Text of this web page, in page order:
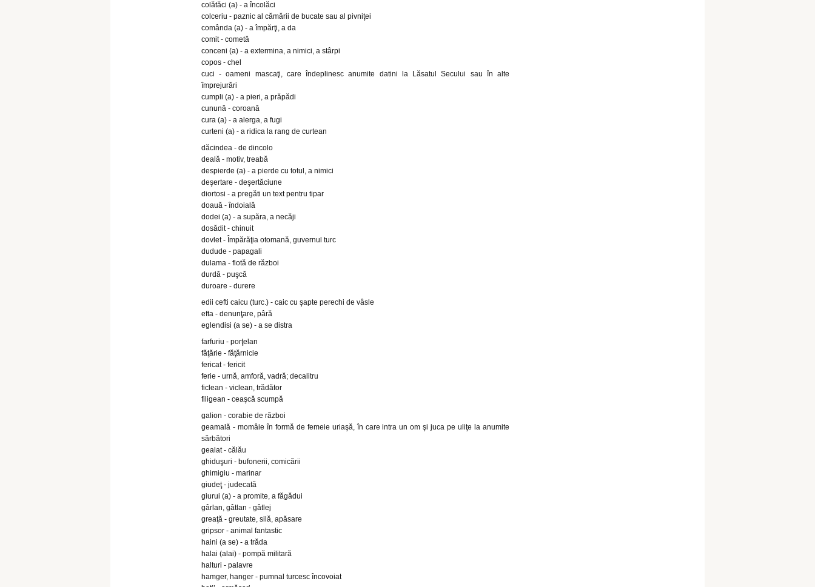
colătăci (a) - a încolăci
colceriu - paznic al cămării de bucate sau al pivniţei
comânda (a) - a împărţi, a da
comit - cometă
conceni (a) - a extermina, a nimici, a stârpi
copos - chel
cuci - oameni mascaţi, care îndeplinesc anumite datini la Lăsatul Secului sau în alte
împrejurări
cumpli (a) - a pieri, a prăpădi
cunună - coroană
cura (a) - a alerga, a fugi
curteni (a) - a ridica la rang de curtean
dăcindea - de dincolo
deală - motiv, treabă
despierde (a) - a pierde cu totul, a nimici
deşertare - deşertăciune
diortosi - a pregăti un text pentru tipar
doauă - îndoială
dodei (a) - a supăra, a necăji
dosădit - chinuit
dovlet - Împărăţia otomană, guvernul turc
dudude - papagali
dulama - flotă de război
durdă - puşcă
duroare - durere
edii cefti caicu (turc.) - caic cu şapte perechi de vâsle
efta - denunţare, pâră
eglendisi (a se) - a se distra
farfuriu - porţelan
făţărie - făţărnicie
fericat - fericit
ferie - urnă, amforă, vadră; decalitru
ficlean - viclean, trădător
filigean - ceaşcă scumpă
galion - corabie de război
geamală - momâie în formă de femeie uriaşă, în care intra un om şi juca pe uliţe la anumite
sărbători
gealat - călău
ghiduşuri - bufonerii, comicării
ghimigiu - marinar
giudeţ - judecată
giurui (a) - a promite, a făgădui
gârlan, gâtlan - gâtlej
greaţă - greutate, silă, apăsare
gripsor - animal fantastic
haini (a se) - a trăda
halai (alai) - pompă militară
halturi - palavre
hamger, hanger - pumnal turcesc încovoiat